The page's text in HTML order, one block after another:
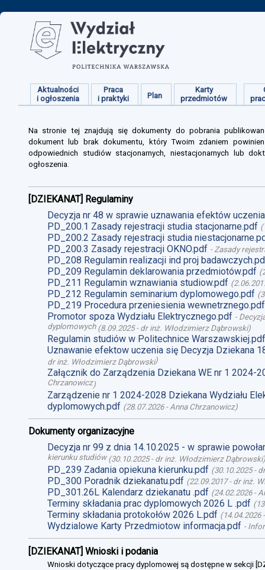
Aktualności
i ogłoszenia
Praca
i praktyki
Plan
Karty
przedmiotów
Na stronie tej znajdują się dokumenty do pobrania
dokument lub brak dokumentu, który Twoim zdaniem
odpowiednich studiów stacjonarnych, niestacjonarnych lub
ogłoszenia.
[DZIEKANAT] Regulaminy
Decyzja nr 48 w sprawie uznawania efektów
PD_200.1 Zasady rejestracji studia stacjonarne.pdf (
PD_200.2 Zasady rejestracji studia
PD_200.3 Zasady rejestracji OKNO.pdf - Zasady
PD_208 Regulamin realizacji ind proj
PD_209 Regulamin deklarowania przedmiotów.pdf (
PD_211 Regulamin wznawiania studiow.pdf (
PD_212 Regulamin seminarium dyplomowego.pdf (
PD_219 Procedura przeniesienia wewnetrznego.pdf
Promotor spoza Wydziału Elektrycznego.pdf -
dyplomowych(8.09.2025- dr inż. Włodzimierz Dąbrowski)
Regulamin studiów w Politechnice Warszawskiej.pdf
Uznawanie efektow uczenia się Decyzja Dziekana
dr inż. Włodzimierz Dąbrowski)
Załącznik do Zarządzenia Dziekana WE nr 1
Chrzanowicz)
Zarządzenie nr 1 2024-2028 Dziekana Wydziału
dyplomowych.pdf (28.07.2026- Anna Chrzanowicz)
Dokumenty organizacyjne
Decyzja nr 99 z dnia 14.10.2025 - w sprawie
kierunku studiów(30.10.2025- dr inż. Włodzimierz Dąbrowski)
PD_239 Zadania opiekuna kierunku.pdf (30.10.2025-
PD_300 Poradnik dziekanatu.pdf (22.09.2017- dr inż.
PD_301.26L Kalendarz dziekanatu .pdf (24.02.2026-
Terminy składania prac dyplomowych 2026 L .pdf (
Terminy składania protokołów 2026 L.pdf (14.04.2026
Wydzialowe Karty Przedmiotow informacja.pdf -
[DZIEKANAT] Wnioski i podania
Wnioski dotyczące pracy dyplomowej są dostępne w sekcji